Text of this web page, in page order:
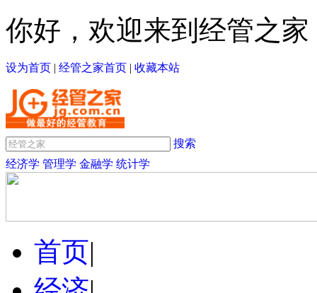
你好，欢迎来到经管之家
设为首页 | 经管之家首页 | 收藏本站
搜索
经济学 管理学 金融学 统计学
首页|